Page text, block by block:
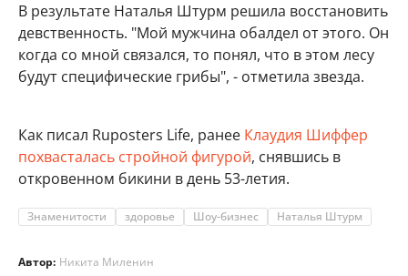
В результате Наталья Штурм решила восстановить
девственность. "Мой мужчина обалдел от этого. Он
когда со мной связался, то понял, что в этом лесу
будут специфические грибы", - отметила звезда.
Как писал Ruposters Life, ранее Клаудия Шиффер
похвасталась стройной фигурой, снявшись в
откровенном бикини в день 53-летия.
Знаменитости здоровье Шоу-бизнес Наталья Штурм
Автор: Никита Миленин